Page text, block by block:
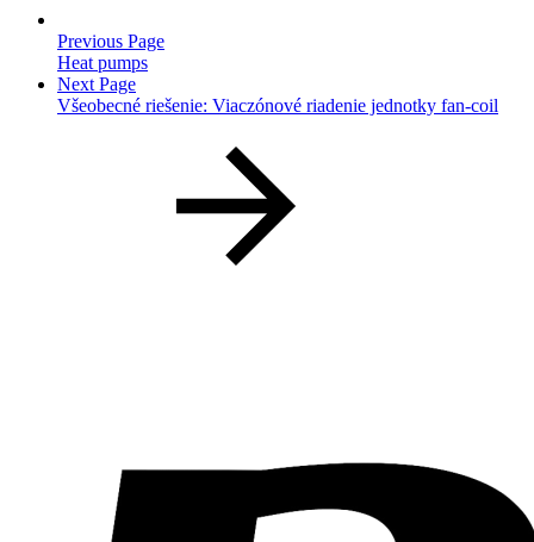
Previous Page
Heat pumps
Next Page
Všeobecné riešenie: Viaczónové riadenie jednotky fan-coil